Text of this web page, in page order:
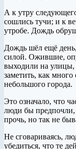
А к утру
сошлись тучи; и к
утробе. Дождь
Дождь шёл ещё день,
силой. Ожившие,
выходили на улицы,
заметить, как
небольшого города.
Это означало, что
люди бы предпочли,
прочь, но так не
Не сговариваясь,
убедиться, что те